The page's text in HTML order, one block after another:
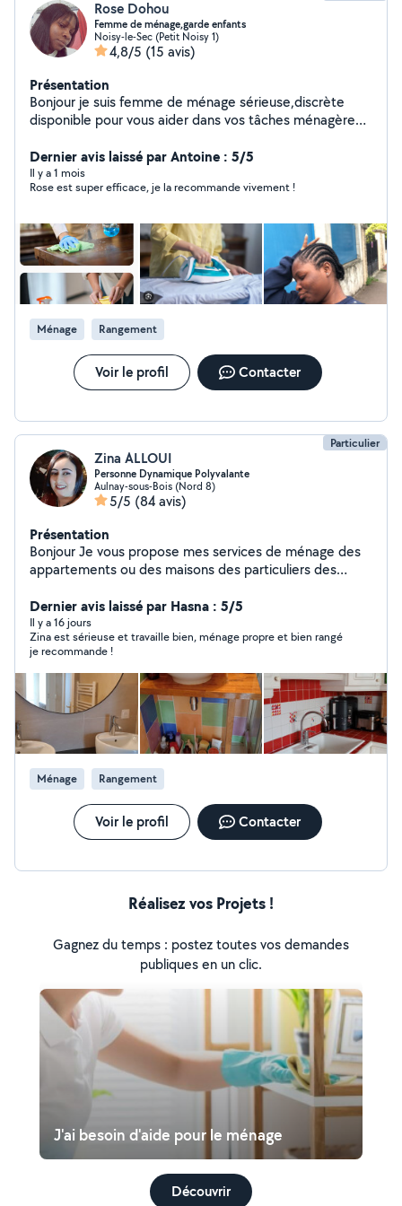
Rose Dohou
Femme de ménage,garde enfants
Noisy-le-Sec (Petit Noisy 1)
4,8/5 (15 avis)
Présentation
Bonjour je suis femme de ménage sérieuse,discrète
disponible pour vous aider dans vos tâches ménagère
(sols,cuisine,salle de bain etc) -
repassage,rangement,vaisselle -garde enfants -lingerie
et repassage chez la personne -Nounou à domicile
traditionnelle ) -Coiffeuse à domicile (juste la natte
collé) N'hésitez pas à me connecté merci
Dernier avis laissé par Antoine : 5/5
Il y a 1 mois
Rose est super efficace, je la recommande vivement !
Ménage Rangement
Voir le profil Contacter
Particulier
Zina ALLOUI
Personne Dynamique Polyvalante
Aulnay-sous-Bois (Nord 8)
5/5 (84 avis)
Présentation
Bonjour Je vous propose mes services de ménage des
appartements ou des maisons des particuliers des
pliage des vêtements nettoyage des grandes salles et
restaurants, nettoyage des jardins, ménage après les
travaux Lavage et repassage du linge chez moi Je
cuisine des plats algériens spécialités Kabyles
traditionnels à domicile ou sur commande.
Dernier avis laissé par Hasna : 5/5
Il y a 16 jours
Zina est sérieuse et travaille bien, ménage propre et bien rangé
je recommande !
Ménage Rangement
Voir le profil Contacter
Réalisez vos Projets !
Gagnez du temps : postez toutes vos demandes
publiques en un clic.
J'ai besoin d'aide pour le ménage
Découvrir